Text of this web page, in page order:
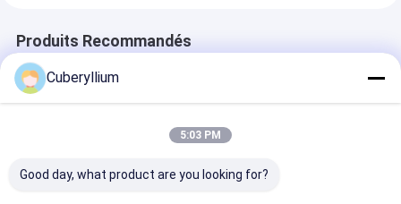
Produits Recommandés
Cuberyllium
5:03 PM
Good day, what product are you looking for?